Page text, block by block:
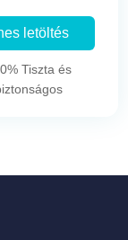
letöltés
Tiszta és